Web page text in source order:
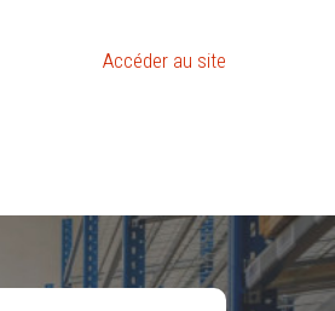
Accéder au site